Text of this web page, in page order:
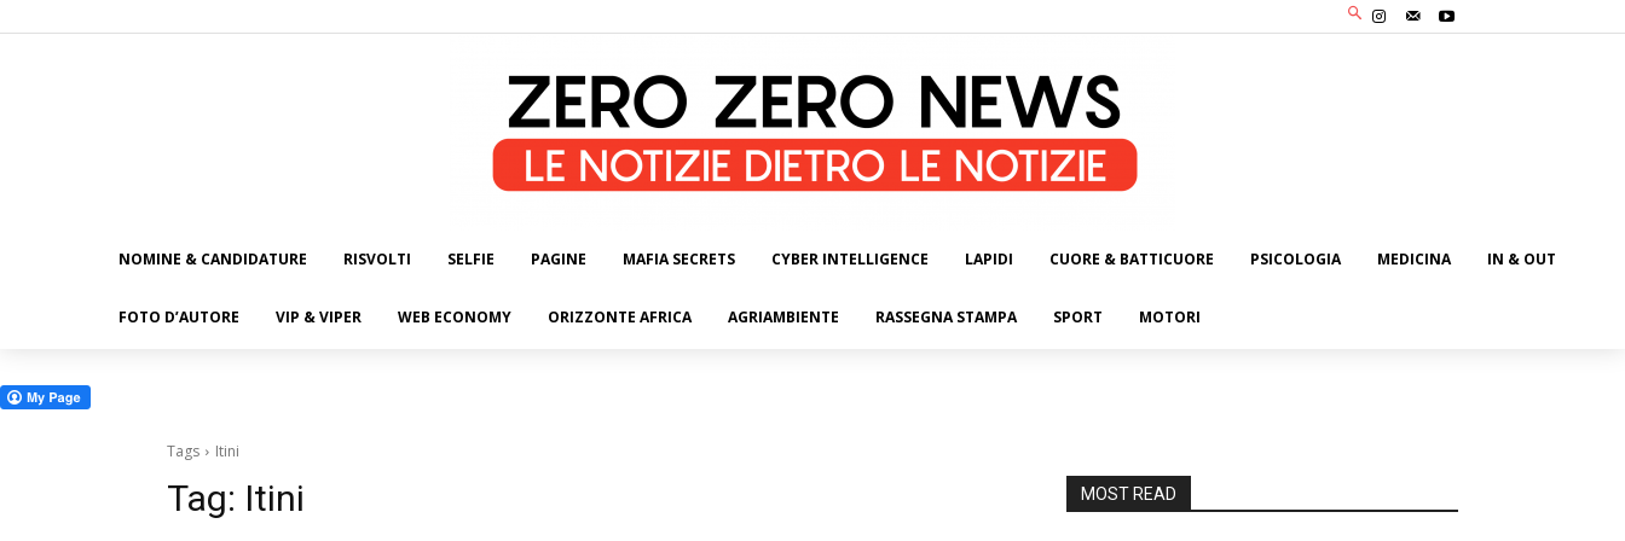
NOMINE & CANDIDATURE RISVOLTI SELFIE PAGINE MAFIA SECRETS CYBER INTELLIGENCE LAPIDI CUORE & BATTICUORE PSICOLOGIA MEDICINA IN & OUT
FOTO D’AUTORE VIP & VIPER WEB ECONOMY ORIZZONTE AFRICA AGRIAMBIENTE RASSEGNA STAMPA SPORT MOTORI
Tags Itini
Tag: Itini MOST READ